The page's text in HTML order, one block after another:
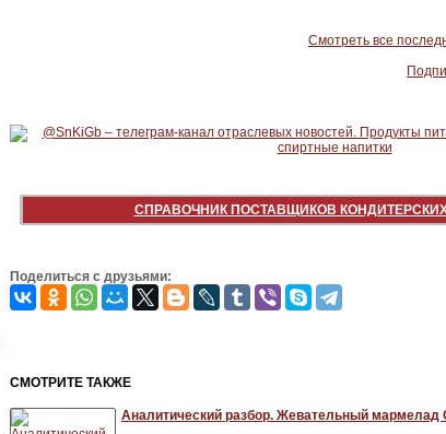
Смотреть все
СПРАВОЧНИК ПОСТАВЩИКОВ
Поделиться с друзьями:
CМОТРИТЕ ТАКЖЕ
Аналитический разбор. Жевательный мармелад